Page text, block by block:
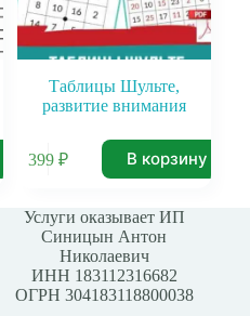
Таблицы Шульте,
развитие внимания
399₽ В корзину
Услуги оказывает ИП
Синицын Антон
Николаевич
ИНН 183112316682
ОГРН 304183118800038